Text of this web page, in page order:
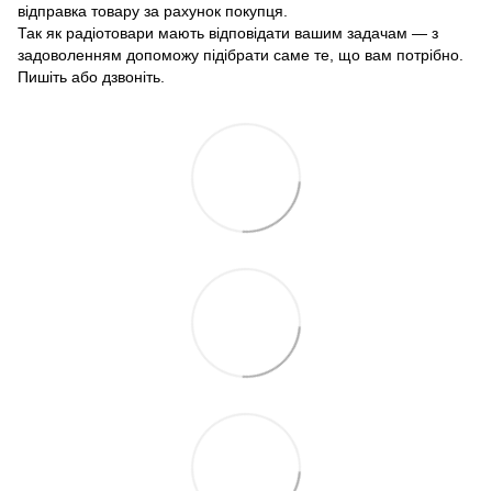
відправка товару за рахунок покупця.
Так як радіотовари мають відповідати вашим задачам — з
задоволенням допоможу підібрати саме те, що вам потрібно.
Пишіть або дзвоніть.